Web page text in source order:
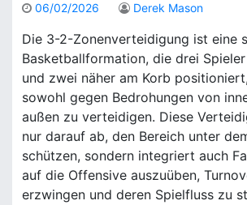
06/02/2026 Derek Mason
Die 3-2-Zonenverteidigung ist eine
Basketballformation, die drei
und zwei näher am Korb
sowohl gegen Bedrohungen von
außen zu verteidigen. Diese
nur darauf ab, den Bereich unter
schützen, sondern integriert auch
auf die Offensive auszuüben,
erzwingen und deren Spielfluss zu